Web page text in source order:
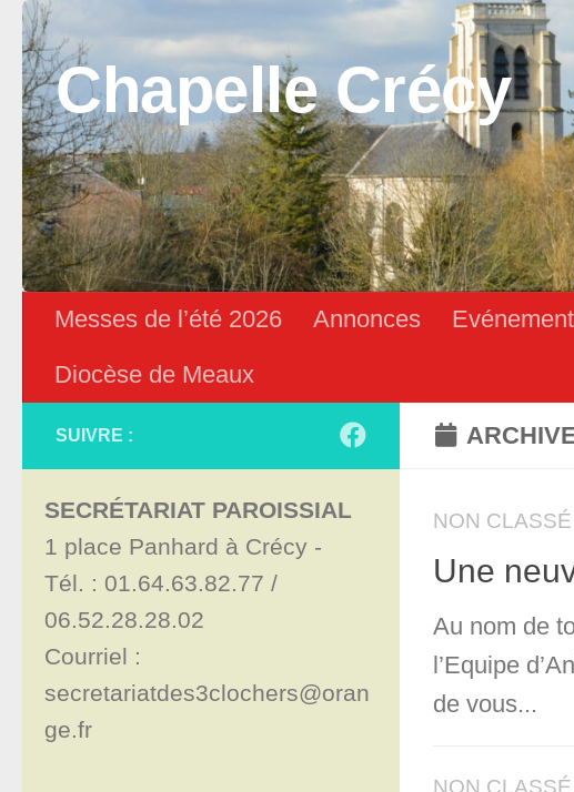
Skip to content
Chapelle Crécy
Messes de l’été 2026 Annonces
Diocèse de Meaux
NON CLASSÉ
Une
Au nom de
l’Equipe
de vous...
NON CLASSÉ
SUIVRE :
SECRÉTARIAT PAROISSIAL
1 place Panhard à Crécy -
Tél. : 01.64.63.82.77 /
06.52.28.28.02
Courriel :
secretariatdes3clochers@oran
ge.fr